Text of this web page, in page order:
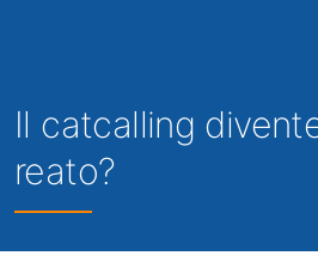
Il catcalling
reato?